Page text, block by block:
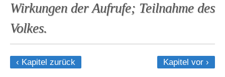
Wirkungen der Aufrufe; Teilnahme des
Volkes.
‹ Kapitel zurück Kapitel vor ›